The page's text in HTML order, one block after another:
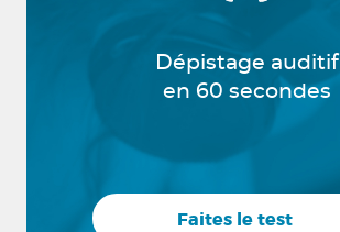
Dépistage auditif
en 60 secondes
Faites le test